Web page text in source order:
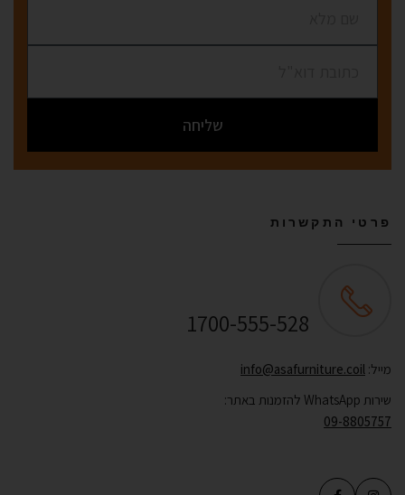
שליחה
פרטי התקשרות
1700-555-528
מייל: info@asafurniture.coil
שירות WhatsApp להזמנות באתר:
09-8805757